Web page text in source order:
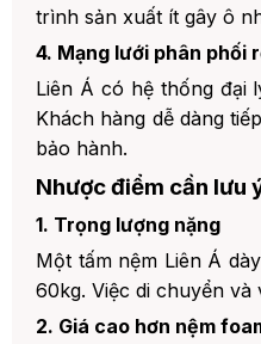
trình sản xuất ít gây ô
4. Mạng lưới phân phối
Liên Á có hệ thống đại
Khách hàng dễ dàng
bảo hành.
Nhược điểm cần lưu
1. Trọng lượng nặng
Một tấm nệm Liên Á
60kg. Việc di chuyển
2. Giá cao hơn nệm